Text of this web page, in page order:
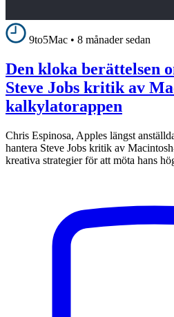
9to5Mac • 8 månader sedan
Den kloka berättelsen
Steve Jobs kritik av
kalkylatorappen
Chris Espinosa, Apples längst
hantera Steve Jobs kritik av
kreativa strategier för att möta hans